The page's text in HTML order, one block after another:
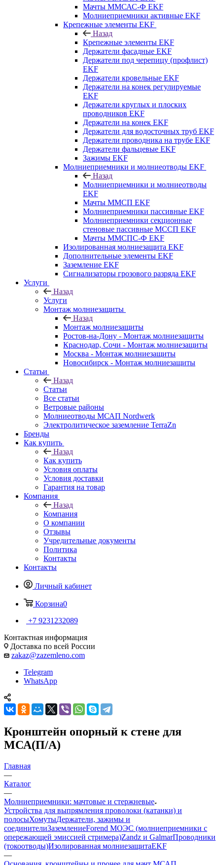
Мачты ММСАС-Ф EKF
Молниеприемники активные EKF
Крепежные элементы EKF
Назад
Крепежные элементы EKF
Держатели фасадные EKF
Держатели под черепицу (профлист)
EKF
Держатели кровельные EKF
Держатели на конек регулируемые
EKF
Держатели круглых и плоских
проводников EKF
Держатели на конек EKF
Держатели для водосточных труб EKF
Держатели проводника на трубе EKF
Держатели фальцевые EKF
Зажимы EKF
Молниеприемники и молниеотводы EKF
Назад
Молниеприемники и молниеотводы
EKF
Мачты ММСП EKF
Молниеприемники пассивные EKF
Молниеприемники секционные
стеновые пассивные МССП EKF
Мачты ММСПС-Ф EKF
Изолированная молниезащита EKF
Дополнительные элементы EKF
Заземление EKF
Сигнализаторы грозового разряда EKF
Услуги
Назад
Услуги
Монтаж молниезащиты
Назад
Монтаж молниезащиты
Ростов-на-Дону - Монтаж молниезащиты
Краснодар, Сочи - Монтаж молниезащиты
Москва - Монтаж молниезащиты
Новосибирск - Монтаж молниезащиты
Статьи
Назад
Статьи
Все статьи
Ветровые районы
Молниеотводы МСАП Nordwerk
Электролитическое заземление TerraZn
Бренды
Как купить
Назад
Как купить
Условия оплаты
Условия доставки
Гарантия на товар
Компания
Назад
Компания
О компании
Отзывы
Учредительные документы
Политика
Контакты
Контакты
Личный кабинет
Корзина0
+7 9231232089
Контактная информация
Доставка по всей России
zakaz@zazemleno.com
Telegram
WhatsApp
Кронштейн опорный к стене для
МСА(П/А)
Главная
—
Каталог
—
Молниеприемники: мачтовые и стержневые
Устройства для выпрямления проволоки (катанки) и
полосыХомутыДержатели, зажимы и
соединителиЗаземлениеForend МОЭС (молниеприемники с
опережающей эмиссией стримера)Zandz и GalmarПроводники
(токоотводы)Изолированная молниезащитаEKF
—